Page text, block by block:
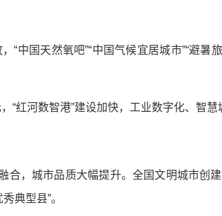
“中国天然氧吧”“中国气候宜居城市”“避
“红河数智港”建设加快，工业数字化、智慧
合，城市品质大幅提升。全国文明城市
典型县”。